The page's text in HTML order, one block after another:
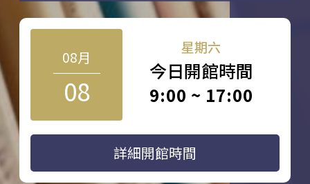
08月
08
星期六
今日開館時間
9:00 ~ 17:00
詳細開館時間